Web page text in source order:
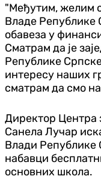
"Међутим, желим
Владе Републике
обавеза у
Сматрам да је
Републике
интересу наших
сматрам да смо
Директор Центра
Санела Лучар
Влади Републике
набавци
основних школа.